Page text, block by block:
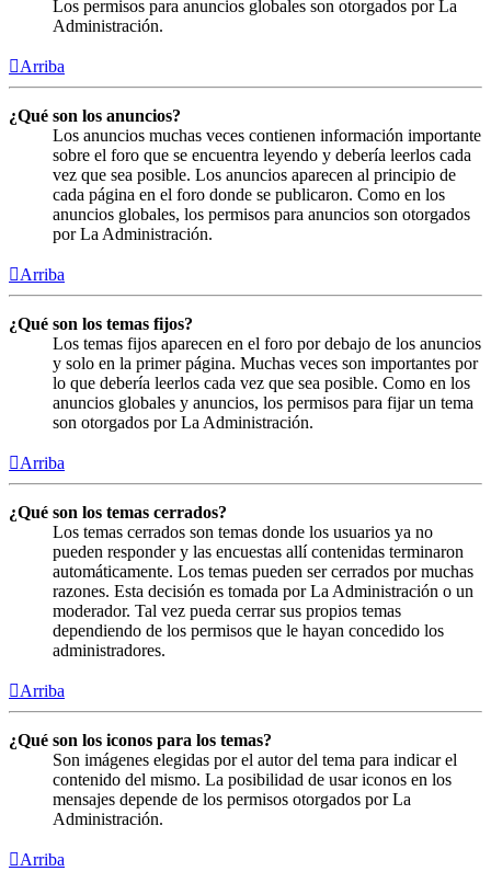
Los permisos para anuncios globales son otorgados por La
Administración.
Arriba
¿Qué son los anuncios?
Los anuncios muchas veces contienen información importante
sobre el foro que se encuentra leyendo y debería leerlos cada
vez que sea posible. Los anuncios aparecen al principio de
cada página en el foro donde se publicaron. Como en los
anuncios globales, los permisos para anuncios son otorgados
por La Administración.
Arriba
¿Qué son los temas fijos?
Los temas fijos aparecen en el foro por debajo de los anuncios
y solo en la primer página. Muchas veces son importantes por
lo que debería leerlos cada vez que sea posible. Como en los
anuncios globales y anuncios, los permisos para fijar un tema
son otorgados por La Administración.
Arriba
¿Qué son los temas cerrados?
Los temas cerrados son temas donde los usuarios ya no
pueden responder y las encuestas allí contenidas terminaron
automáticamente. Los temas pueden ser cerrados por muchas
razones. Esta decisión es tomada por La Administración o un
moderador. Tal vez pueda cerrar sus propios temas
dependiendo de los permisos que le hayan concedido los
administradores.
Arriba
¿Qué son los iconos para los temas?
Son imágenes elegidas por el autor del tema para indicar el
contenido del mismo. La posibilidad de usar iconos en los
mensajes depende de los permisos otorgados por La
Administración.
Arriba